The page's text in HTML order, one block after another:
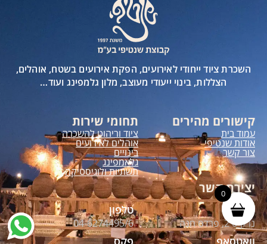
השכרת ציוד ייחודי לאירועים, הפקת אירועים בשטח, אוהלים,
הצללות, בינוי ייעודי מעוצב, מלון גלמפינג ועוד…
קישורים מהירים
עמוד בית
אודות שנטיפי
צור קשר
תחומי שירות
ציוד וריהוט להשכרה
אוהלים לאירועים
בינויים
גלאמפינג
תשתיות ולוגיסטיקה
יצירת קשר
כתובת
נרקיס 2, פרדס חנה
טלפון
04-6274495/6
וואטסאפ פקס
0
0